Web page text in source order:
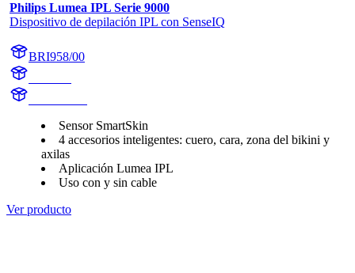
Philips Lumea IPL Serie 9000
Dispositivo de depilación IPL con SenseIQ
BRI958/00
Sensor SmartSkin
4 accesorios inteligentes: cuero, cara, zona del bikini y
axilas
Aplicación Lumea IPL
Uso con y sin cable
Ver producto